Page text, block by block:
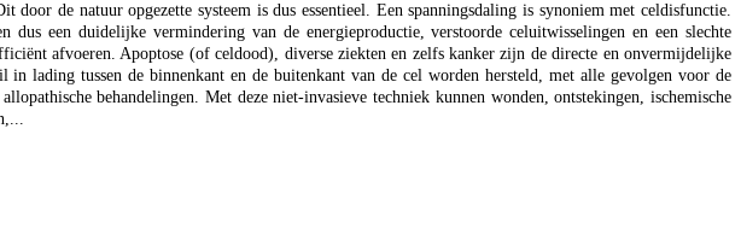
de natuur opgezette systeem is dus essentieel. Een spanningsdaling is synoniem met celdisfunctie.
een duidelijke vermindering van de energieproductie, verstoorde celuitwisselingen en een slechte
afvoeren. Apoptose (of celdood), diverse ziekten en zelfs kanker zijn de directe en onvermijdelijke
in lading tussen de binnenkant en de buitenkant van de cel worden hersteld, met alle gevolgen voor de
behandelingen. Met deze niet-invasieve techniek kunnen wonden, ontstekingen, ischemische